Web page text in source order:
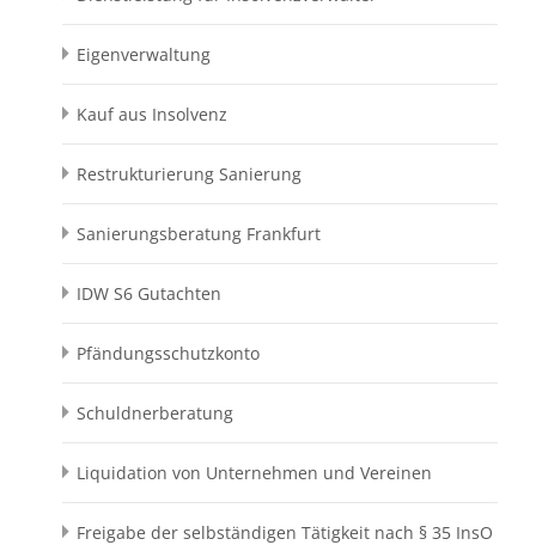
Eigenverwaltung
Kauf aus Insolvenz
Restrukturierung Sanierung
Sanierungsberatung Frankfurt
IDW S6 Gutachten
Pfändungsschutzkonto
Schuldnerberatung
Liquidation von Unternehmen und Vereinen
Freigabe der selbständigen Tätigkeit nach § 35 InsO